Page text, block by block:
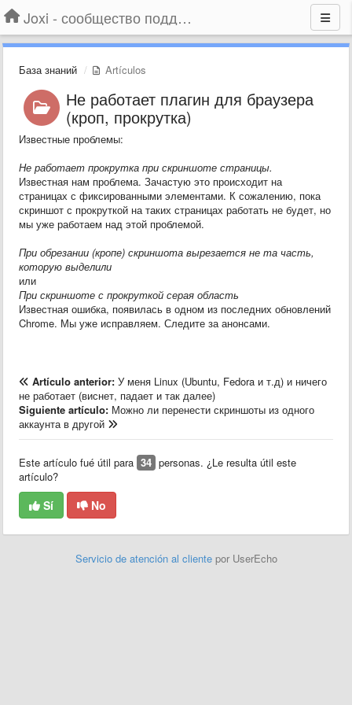
Joxi - сообщество поддержки
База знаний Artículos
Не работает плагин для браузера
(кроп, прокрутка)
Известные проблемы:
Не работает прокрутка при скриншоте страницы.
Известная нам проблема. Зачастую это происходит на
страницах с фиксированными элементами. К сожалению, пока
скриншот с прокруткой на таких страницах работать не будет, но
мы уже работаем над этой проблемой.
При обрезании (кропе) скриншота вырезается не та часть,
которую выделили
или
При скриншоте с прокруткой серая область
Известная ошибка, появилась в одном из последних обновлений
Chrome. Мы уже исправляем. Следите за анонсами.
Artículo anterior: У меня Linux (Ubuntu, Fedora и т.д) и ничего
не работает (виснет, падает и так далее)
Siguiente artículo: Можно ли перенести скриншоты из одного
аккаунта в другой
Este artículo fué útil para 34 personas. ¿Le resulta útil este
artículo?
Sí No
Servicio de atención al cliente por UserEcho